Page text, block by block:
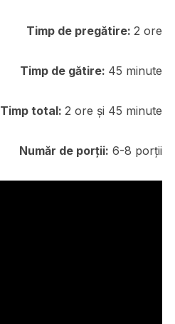
Timp de pregătire:2 ore
Timp de gătire: 45 minute
Timp total:2 ore și 45 minute
Număr de porții: 6-8 porții